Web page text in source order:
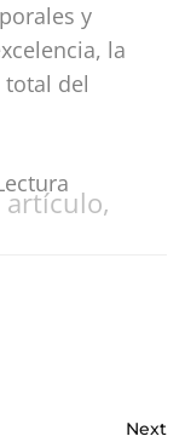
y
la
del
artículo,
Next